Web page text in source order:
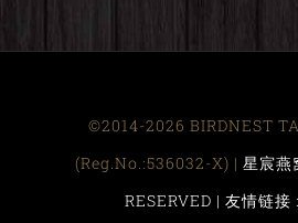
©2014-2026 BIRDNEST
(Reg.No.:536032-X) | 星宸燕
RESERVED | 友情链接